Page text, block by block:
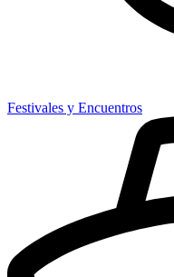
Festivales y Encuentros